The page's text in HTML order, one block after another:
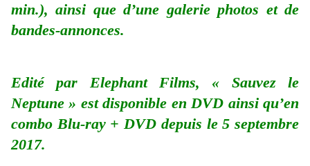
min.), ainsi que d’une galerie photos et de
bandes-annonces.
Edité par Elephant Films, « Sauvez le
Neptune » est disponible en DVD ainsi qu’en
combo Blu-ray + DVD depuis le 5 septembre
2017.